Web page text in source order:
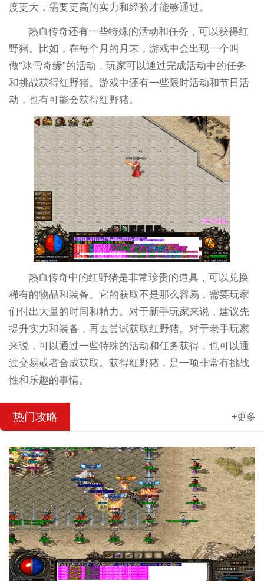
度更大，需要更高的实力和经验才能够通过。
热血传奇还有一些特殊的活动和任务，可以获得红
野猪。比如，在每个月的月末，游戏中会出现一个叫
做“冰雪奇缘”的活动，玩家可以通过完成活动中的任务
和挑战获得红野猪。游戏中还有一些限时活动和节日活
动，也有可能会获得红野猪。
热血传奇中的红野猪是非常珍贵的道具，可以兑换
稀有的物品和装备。它的获取不是那么容易，需要玩家
们付出大量的时间和精力。对于新手玩家来说，建议先
提升实力和装备，再去尝试获取红野猪。对于老手玩家
来说，可以通过一些特殊的活动和任务获得，也可以通
过交易或者合成获取。获得红野猪，是一项非常有挑战
性和乐趣的事情。
热门攻略 +更多